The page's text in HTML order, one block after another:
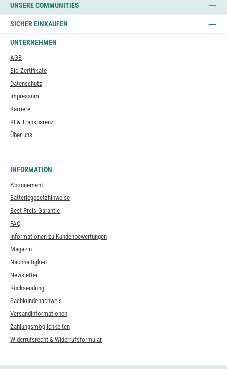
UNSERE COMMUNITIES
SICHER EINKAUFEN
UNTERNEHMEN
AGB
Bio Zertifikate
Datenschutz
Impressum
Karriere
KI & Transparenz
Über uns
INFORMATION
Abonnement
Batteriegesetzhinweise
Best-Preis Garantie
FAQ
Informationen zu Kundenbewertungen
Magazin
Nachhaltigkeit
Newsletter
Rücksendung
Sachkundenachweis
Versandinformationen
Zahlungsmöglichkeiten
Widerrufsrecht & Widerrufsformular